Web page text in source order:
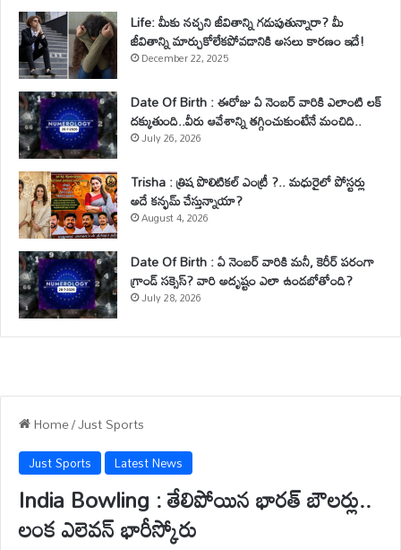
Life: మీకు నచ్చని జీవితాన్ని గడుపుతున్నారా? మీ
జీవితాన్ని మార్చుకోలేకపోవడానికి అసలు కారణం ఇదే!
December 22, 2025
Date Of Birth : ఈరోజు ఏ నెంబర్ వారికి ఎలాంటి లక్
దక్కుతుంది..వీరు ఆవేశాన్ని తగ్గించుకుంటేనే మంచిది..
July 26, 2026
Trisha : త్రిష పొలిటికల్ ఎంట్రీ ?.. మధురైలో పోస్టర్లు
అదే కన్ఫమ్ చేస్తున్నాయా?
August 4, 2026
Date Of Birth : ఏ నెంబర్ వారికి మనీ, కెరీర్ పరంగా
గ్రాండ్ సక్సెస్? వారి అదృష్టం ఎలా ఉండబోతోంది?
July 28, 2026